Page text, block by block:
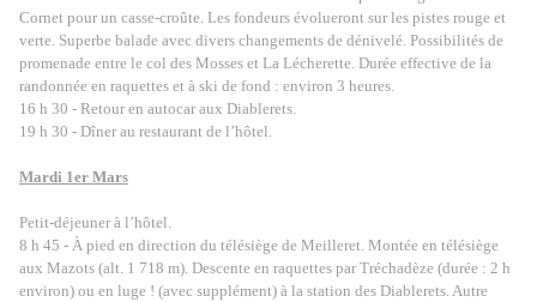
Cornet pour un casse-croûte. Les fondeurs évolueront sur les pistes rouge et
verte. Superbe balade avec divers changements de dénivelé. Possibilités de
promenade entre le col des Mosses et La Lécherette. Durée effective de la
randonnée en raquettes et à ski de fond : environ 3 heures.
16 h 30 - Retour en autocar aux Diablerets.
19 h 30 - Dîner au restaurant de l’hôtel.
Mardi 1er Mars
Petit-déjeuner à l’hôtel.
8 h 45 - À pied en direction du télésiège de Meilleret. Montée en télésiège
aux Mazots (alt. 1 718 m). Descente en raquettes par Tréchadèze (durée : 2 h
environ) ou en luge ! (avec supplément) à la station des Diablerets. Autre